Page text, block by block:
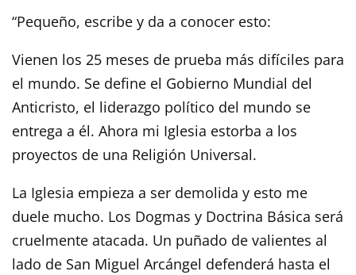
“Pequeño, escribe y da a conocer esto:
Vienen los 25 meses de prueba más difíciles para
el mundo. Se define el Gobierno Mundial del
Anticristo, el liderazgo político del mundo se
entrega a él. Ahora mi Iglesia estorba a los
proyectos de una Religión Universal.
La Iglesia empieza a ser demolida y esto me
duele mucho. Los Dogmas y Doctrina Básica será
cruelmente atacada. Un puñado de valientes al
lado de San Miguel Arcángel defenderá hasta el